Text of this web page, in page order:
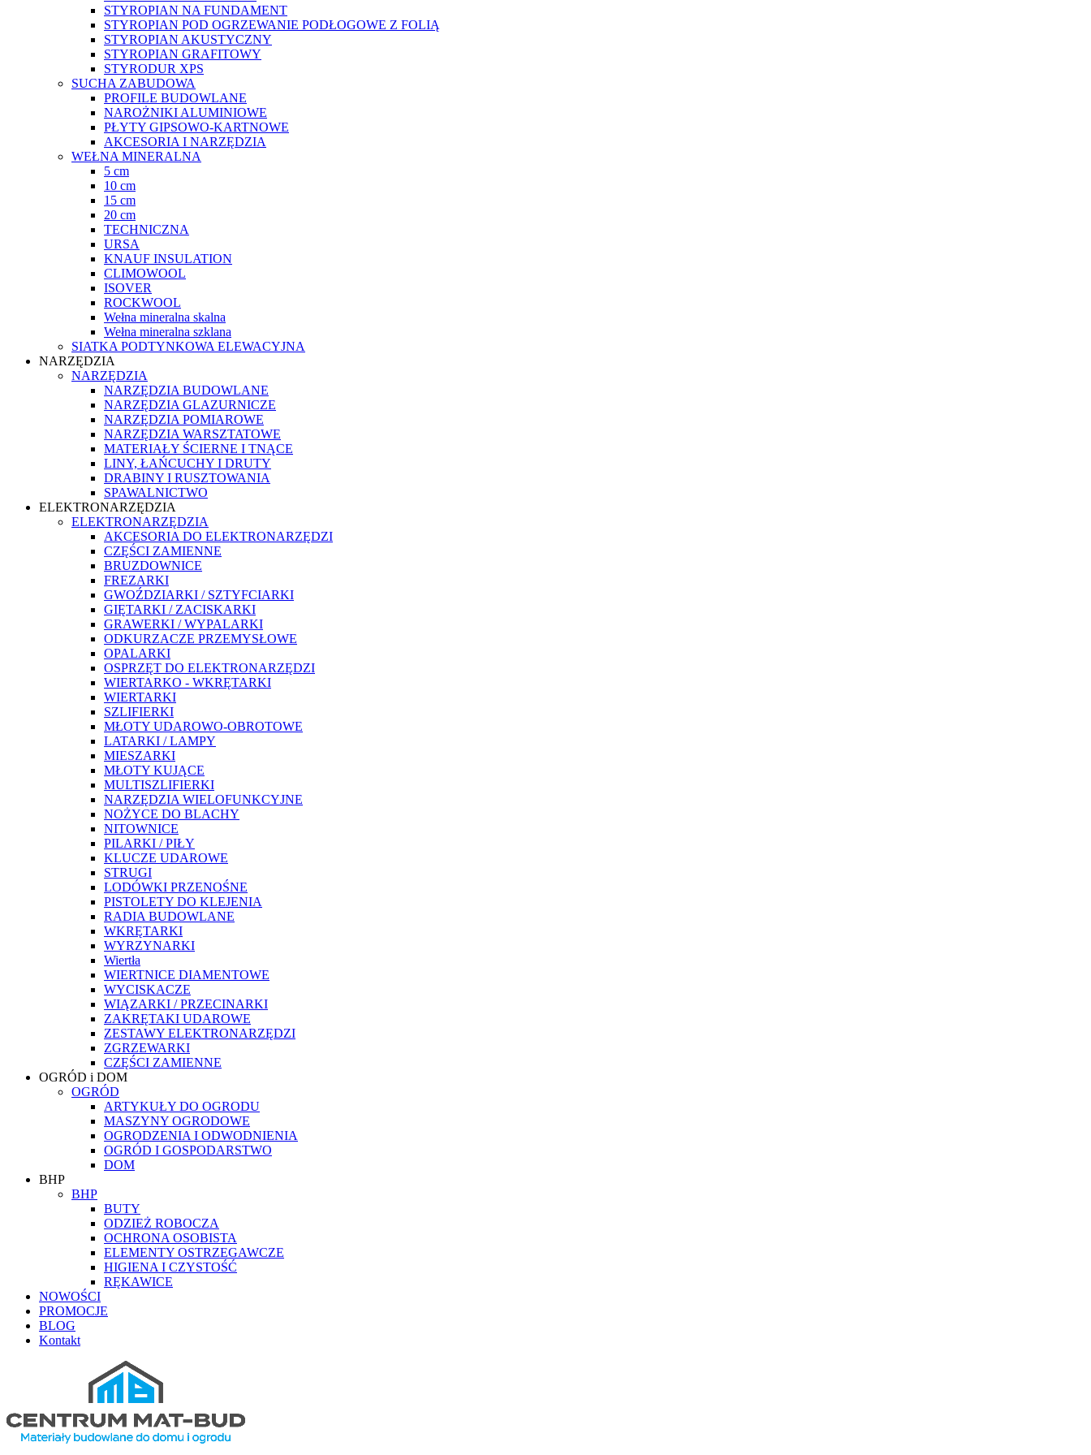
STYROPIAN NA FUNDAMENT
STYROPIAN POD OGRZEWANIE PODŁOGOWE Z FOLIĄ
STYROPIAN AKUSTYCZNY
STYROPIAN GRAFITOWY
STYRODUR XPS
SUCHA ZABUDOWA
PROFILE BUDOWLANE
NAROŻNIKI ALUMINIOWE
PŁYTY GIPSOWO-KARTNOWE
AKCESORIA I NARZĘDZIA
WEŁNA MINERALNA
5 cm
10 cm
15 cm
20 cm
TECHNICZNA
URSA
KNAUF INSULATION
CLIMOWOOL
ISOVER
ROCKWOOL
Wełna mineralna skalna
Wełna mineralna szklana
SIATKA PODTYNKOWA ELEWACYJNA
NARZĘDZIA
NARZĘDZIA
NARZĘDZIA BUDOWLANE
NARZĘDZIA GLAZURNICZE
NARZĘDZIA POMIAROWE
NARZĘDZIA WARSZTATOWE
MATERIAŁY ŚCIERNE I TNĄCE
LINY, ŁAŃCUCHY I DRUTY
DRABINY I RUSZTOWANIA
SPAWALNICTWO
ELEKTRONARZĘDZIA
ELEKTRONARZĘDZIA
AKCESORIA DO ELEKTRONARZĘDZI
CZĘŚCI ZAMIENNE
BRUZDOWNICE
FREZARKI
GWOŹDZIARKI / SZTYFCIARKI
GIĘTARKI / ZACISKARKI
GRAWERKI / WYPALARKI
ODKURZACZE PRZEMYSŁOWE
OPALARKI
OSPRZĘT DO ELEKTRONARZĘDZI
WIERTARKO - WKRĘTARKI
WIERTARKI
SZLIFIERKI
MŁOTY UDAROWO-OBROTOWE
LATARKI / LAMPY
MIESZARKI
MŁOTY KUJĄCE
MULTISZLIFIERKI
NARZĘDZIA WIELOFUNKCYJNE
NOŻYCE DO BLACHY
NITOWNICE
PILARKI / PIŁY
KLUCZE UDAROWE
STRUGI
LODÓWKI PRZENOŚNE
PISTOLETY DO KLEJENIA
RADIA BUDOWLANE
WKRĘTARKI
WYRZYNARKI
Wiertła
WIERTNICE DIAMENTOWE
WYCISKACZE
WIĄZARKI / PRZECINARKI
ZAKRĘTAKI UDAROWE
ZESTAWY ELEKTRONARZĘDZI
ZGRZEWARKI
CZĘŚCI ZAMIENNE
OGRÓD i DOM
OGRÓD
ARTYKUŁY DO OGRODU
MASZYNY OGRODOWE
OGRODZENIA I ODWODNIENIA
OGRÓD I GOSPODARSTWO
DOM
BHP
BHP
BUTY
ODZIEŻ ROBOCZA
OCHRONA OSOBISTA
ELEMENTY OSTRZEGAWCZE
HIGIENA I CZYSTOŚĆ
RĘKAWICE
NOWOŚCI
PROMOCJE
BLOG
Kontakt